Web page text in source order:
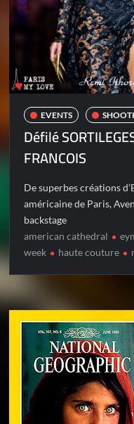
EVENTS
Défilé
FRANCOIS
De superbes créations
américaine de Paris,
backstage
american cathedral
week
haute couture